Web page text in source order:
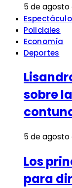
5 de agosto
Policiales
Economía
Deportes
sobre
5 de agosto
Los
para